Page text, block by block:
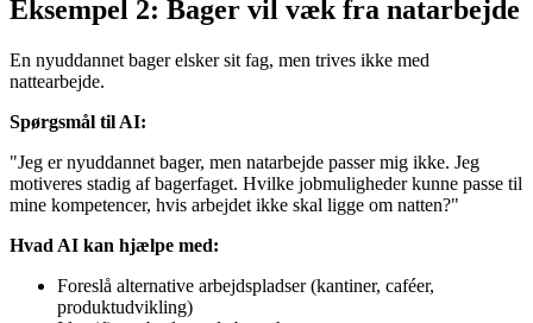
Eksempel 2: Bager vil væk fra natarbejde
En nyuddannet bager elsker sit fag, men trives ikke med
nattearbejde.
Spørgsmål til AI:
"Jeg er nyuddannet bager, men natarbejde passer mig ikke. Jeg
motiveres stadig af bagerfaget. Hvilke jobmuligheder kunne passe til
mine kompetencer, hvis arbejdet ikke skal ligge om natten?"
Hvad AI kan hjælpe med:
Foreslå alternative arbejdspladser (kantiner, caféer,
produktudvikling)